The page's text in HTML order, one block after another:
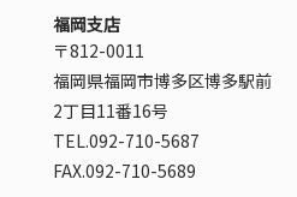
福岡支店
〒812-0011
福岡県福岡市博多区博多駅前
2丁目11番16号
TEL.092-710-5687
FAX.092-710-5689